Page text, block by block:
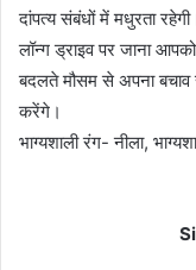
दांपत्य संबंधों में मधुरता
लॉन्ग ड्राइव पर जाना
बदलते मौसम से अपना
करेंगे।
भाग्यशाली रंग- नीला,